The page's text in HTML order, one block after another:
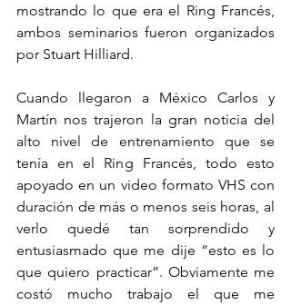
mostrando lo que era el Ring Francés,
ambos seminarios fueron organizados
por Stuart Hilliard.
Cuando llegaron a México Carlos y
Martín nos trajeron la gran noticia del
alto nivel de entrenamiento que se
tenía en el Ring Francés, todo esto
apoyado en un video formato VHS con
duración de más o menos seis horas, al
verlo quedé tan sorprendido y
entusiasmado que me dije “esto es lo
que quiero practicar”. Obviamente me
costó mucho trabajo el que me